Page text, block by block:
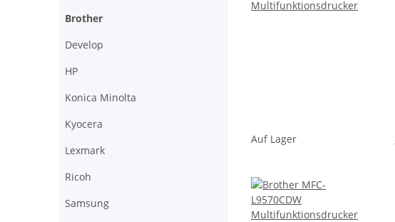
Auf Lager
Brother
Develop
HP
Konica Minolta
Kyocera
Lexmark
Ricoh
Samsung